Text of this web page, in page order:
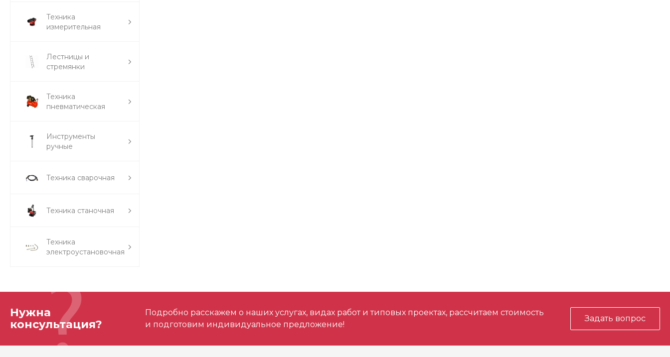
Техника
измерительная
Лестницы и
стремянки
Техника
пневматическая
Инструменты
ручные
Техника сварочная
Техника станочная
Техника
электроустановочная
Нужна
консультация?
Подробно расскажем о наших услугах, видах работ и типовых проектах, рассчитаем стоимость
и подготовим индивидуальное предложение!
Задать вопрос